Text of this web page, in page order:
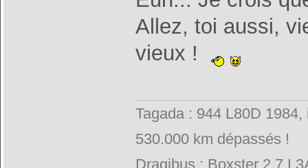
Allez, toi aussi,
vieux !
Tagada : 944 L80D
530.000 km dépassés !
Dragibus : Boxster 2.7